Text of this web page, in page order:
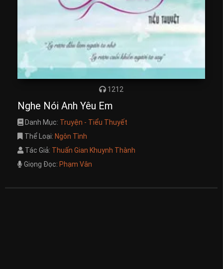
1212
Nghe Nói Anh Yêu Em
Danh Mục: Truyện - Tiểu Thuyết
Thể Loại: Ngôn Tình
Tác Giả: Thuấn Gian Khuynh Thành
Giọng Đọc: Phạm Vân